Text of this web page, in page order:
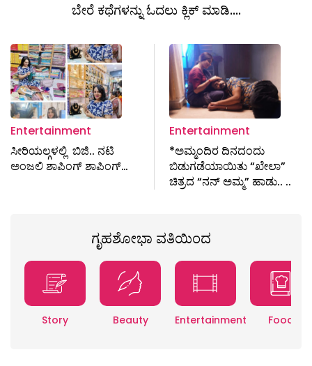
ಬೇರೆ ಕಥೆಗಳನ್ನು ಓದಲು ಕ್ಲಿಕ್ ಮಾಡಿ....
Entertainment
ಸೀರಿಯಲ್ಗಳಲ್ಲಿ ಬಿಜಿ.. ನಟಿ
ಅಂಜಲಿ ಶಾಪಿಂಗ್ ಶಾಪಿಂಗ್…
Entertainment
*ಅಮ್ಮಂದಿರ ದಿನದಂದು
ಬಿಡುಗಡೆಯಾಯಿತು “ಖೇಲಾ”
ಚಿತ್ರದ “ನನ್ ಅಮ್ಮ” ಹಾಡು.. ..
ಗೃಹಶೋಭಾ ವತಿಯಿಂದ
Story Beauty Entertainment Food